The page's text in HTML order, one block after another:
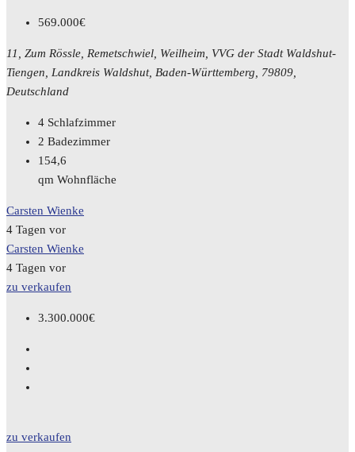
569.000€
11, Zum Rössle, Remetschwiel, Weilheim, VVG der Stadt Waldshut-
Tiengen, Landkreis Waldshut, Baden-Württemberg, 79809,
Deutschland
4 Schlafzimmer
2 Badezimmer
154,6
qm Wohnfläche
Carsten Wienke
4 Tagen vor
Carsten Wienke
4 Tagen vor
zu verkaufen
3.300.000€
zu verkaufen